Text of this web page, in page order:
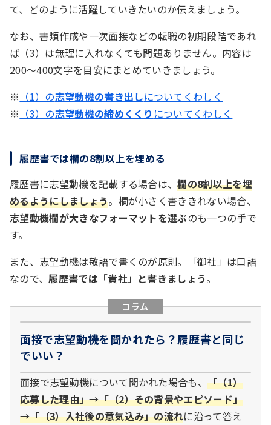
て、どのように活躍していきたいのか伝えましょう。
なお、書類作成や一次面接などの転職の初期段階であれ
ば（3）は無理に入れなくても問題ありません。内容は
200～400文字を目安にまとめていきましょう。
※ （1）の志望動機の書き出しについてくわしく
※ （3）の志望動機の締めくくり についてくわしく
履歴書では欄の8割以上を埋める
履歴書に志望動機を記載する場合は、欄の8割以上を埋
めるようにしましょう。欄が小さく書ききれない場合、
志望動機欄が大きなフォーマットを選ぶのも一つの手で
す。
また、志望動機は敬語で書くのが原則。「御社」は口語
なので、履歴書では「貴社」と書きましょう。
コラム
面接で志望動機を聞かれたら？履歴書と同じ
でいい？
面接で志望動機について聞かれた場合も、「（1）
応募した理由」→「（2）その背景やエピソード」
→「（3）入社後の意気込み」の流れに沿って答え